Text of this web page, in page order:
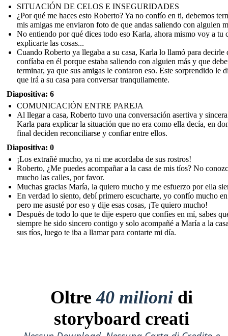
SITUACIÓN DE CELOS E INSEGURIDADES
¿Por qué me haces esto Roberto? Ya no confío en ti, debemos
mis amigas me enviaron foto de que andas saliendo con alguien
No entiendo por qué dices todo eso Karla, ahora mismo voy a tu
explicarte las cosas...
Cuando Roberto ya llegaba a su casa, Karla lo llamó para decirle
confíaba en él porque estaba saliendo con alguien más y que
terminar, ya que sus amigas le contaron eso. Este sorprendido le
que irá a su casa para conversar tranquilamente.
Diapositiva: 6
COMUNICACIÓN ENTRE PAREJA
Al llegar a casa, Roberto tuvo una conversación asertiva y
Karla para explicar la situación que no era como ella decía, en
final deciden reconciliarse y confiar entre ellos.
Diapositiva: 0
¡Los extrañé mucho, ya ni me acordaba de sus rostros!
Roberto, ¿Me puedes acompañar a la casa de mis tíos? No
mucho las calles, por favor.
Muchas gracias María, la quiero mucho y me esfuerzo por ella
En verdad lo siento, debí primero escucharte, yo confío mucho
pero me asusté por eso y dije esas cosas, ¡Te quiero mucho!
Después de todo lo que te dije espero que confíes en mí, sabes
siempre he sido sincero contigo y solo acompañé a María a la
sus tíos, luego te iba a llamar para contarte mi día.
Oltre40 milioni di
storyboard creati